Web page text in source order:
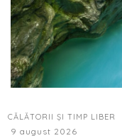
CĂLĂTORII ȘI TIMP LIBER
9 august 2026